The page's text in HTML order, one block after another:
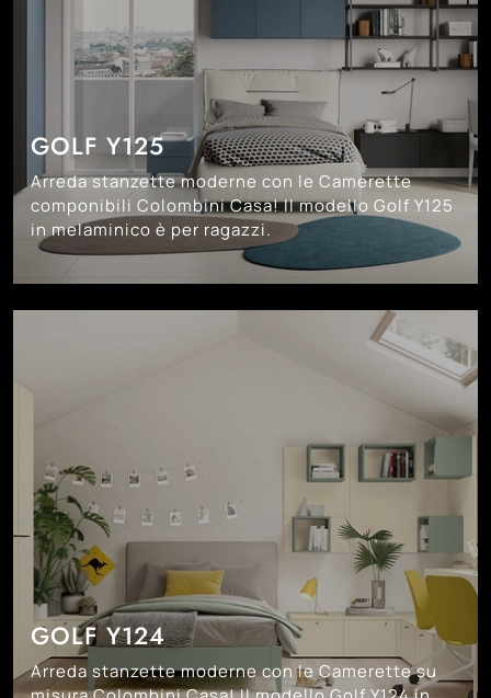
GOLF Y125
Arreda stanzette moderne con le Camerette
componibili Colombini Casa! Il modello Golf Y125
in melaminico è per ragazzi.
GOLF Y124
Arreda stanzette moderne con le Camerette su